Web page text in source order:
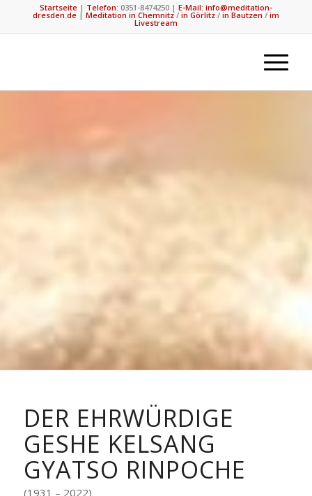
Startseite| Telefon: 0351-8474250| E-Mail: info@meditation-
dresden.de| Meditation in Chemnitz / in Görlitz / in Bautzen / im
Livestream
DER EHRWÜRDIGE
GESHE KELSANG
GYATSO RINPOCHE
(1931 – 2022)